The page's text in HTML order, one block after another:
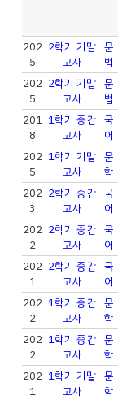
202
5
2학기 기말
고사
문
법
202
5
2학기 기말
고사
문
법
201
8
1학기 중간
고사
국
어
202
5
1학기 기말
고사
문
학
202
3
2학기 중간
고사
국
어
202
2
2학기 중간
고사
국
어
202
1
2학기 중간
고사
국
어
202
2
1학기 중간
고사
문
학
202
2
1학기 중간
고사
문
학
202
1
1학기 기말
고사
문
학